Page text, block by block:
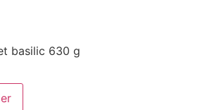
basilic 630 g